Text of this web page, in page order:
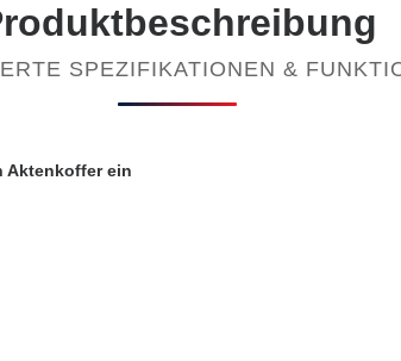
SPEZIFIKATIONEN &
Aktenkoffer ein